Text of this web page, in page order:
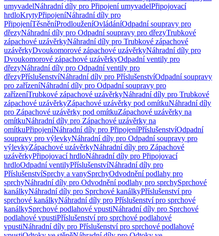
umyvadelNáhradní díly pro Připojení umyvadelPřipojovací
hrdloKrytyPřipojeníNáhradní díly pro
PřipojeníTěsněníProdlouženíOvládáníOdpadní soupravy pro
dřezyNáhradní díly pro Odpadní soupravy pro dřezyTrubkové
zápachové uzávěrkyNáhradní díly pro Trubkové zápachové
uzávěrkyDvoukomorové zápachové uzávěrkyNáhradní díly pro
Dvoukomorové zápachové uzávěrkyOdpadní ventily pro
dřezyNáhradní díly pro Odpadní ventily pro
dřezyPříslušenstvíNáhradní díly pro PříslušenstvíOdpadní soupravy
pro zařízeníNáhradní díly pro Odpadní soupravy pro
zařízeníTrubkové zápachové uzávěrkyNáhradní díly pro Trubkové
zápachové uzávěrkyZápachové uzávěrky pod omítkuNáhradní díly
pro Zápachové uzávěrky pod omítkuZápachové uzávěrky na
omítkuNáhradní díly pro Zápachové uzávěrky na
omítkuPřipojeníNáhradní díly pro PřipojeníPříslušenstvíOdpadní
soupravy pro výlevkyNáhradní díly pro Odpadní soupravy pro
výlevkyZápachové uzávěrkyNáhradní díly pro Zápachové
uzávěrkyPřipojovací hrdloNáhradní díly pro Připojovací
hrdloOdpadní ventilyPříslušenstvíNáhradní díly pro
PříslušenstvíSprchy a vanySprchyOdvodnění podlahy pro
sprchyNáhradní díly pro Odvodnění podlahy pro sprchySprchové
kanálkyNáhradní díly pro Sprchové kanálkyPříslušenství pro
sprchové kanálkyNáhradní díly pro Příslušenství pro sprchové
kanálkySprchové podlahové vpustiNáhradní díly pro Sprchové
podlahové vpustiPříslušenství pro sprchové podlahové
vpustiNáhradní díly pro Příslušenství pro sprchové podlahové